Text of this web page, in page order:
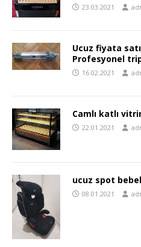
23.03.2021
Ucuz fiyata
Profesyonel
16.02.2021
Camlı katlı
22.01.2021
ucuz spot
08.01.2021